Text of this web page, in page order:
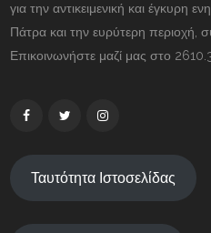
για την αντικειμενική και
Πάτρα και την ευρύτερη περιοχή,
Επικοινωνήστε μαζί μας στο
Ταυτότητα Ιστοσελίδας